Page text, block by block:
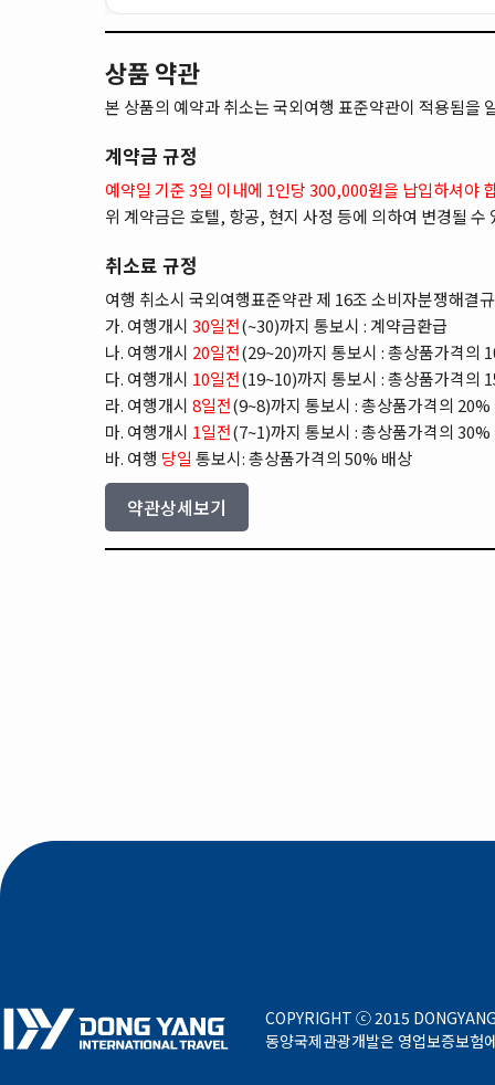
상품 약관
본 상품의 예약과 취소는 국외여행 표준약관이 적용됨을
계약금 규정
예약일 기준 3일 이내에 1인당 300,000원을 납입하셔야
위 계약금은 호텔, 항공, 현지 사정 등에 의하여 변경될
취소료 규정
여행 취소시 국외여행표준약관 제 16조 소비자분쟁해결
가. 여행개시 30일전(~30)까지 통보시 : 계약금환급
나. 여행개시 20일전(29~20)까지 통보시 : 총상품가격의
다. 여행개시 10일전(19~10)까지 통보시 : 총상품가격의
라. 여행개시 8일전(9~8)까지 통보시 : 총상품가격의 20%
마. 여행개시 1일전(7~1)까지 통보시 : 총상품가격의 30%
바. 여행 당일 통보시: 총상품가격의 50% 배상
약관상세보기
COPYRIGHT ⓒ 2015
동양국제관광개발은 영업보증보험